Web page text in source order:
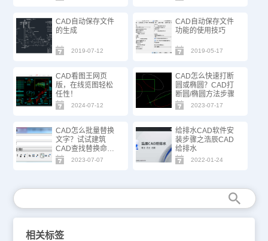
CAD自动保存文件
的生成
2019-07-12
CAD自动保存文件
功能的使用技巧
2019-05-17
CAD看图王网页
版，在线览图轻松
任性！
2024-07-12
CAD怎么快速打断
圆或椭圆？CAD打
断圆/椭圆方法步骤
2023-07-17
CAD怎么批量替换
文字？试试建筑
CAD查找替换命
令！
2023-07-07
给排水CAD软件安
装步骤之浩辰CAD
给排水
2022-01-24
相关标签